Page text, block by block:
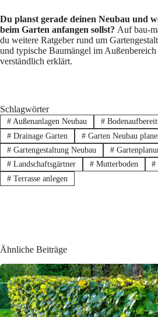
Du planst gerade deinen Neubau und
beim Garten anfangen sollst? Auf bau-
du weitere Ratgeber rund um
und typische Baumängel im
verständlich erklärt.
Schlagwörter
#Außenanlagen Neubau #
#Drainage Garten #Garten Neubau
#Gartengestaltung Neubau #
#Landschaftsgärtner #Mutterboden #
#Terrasse anlegen
Ähnliche Beiträge